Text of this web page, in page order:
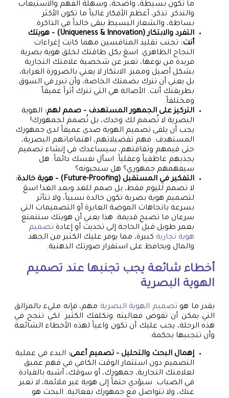
ما تكون بسيطة، واضحة، وسهلة الفهم والاستيعاب
والتذكر. تذكر، أعظم الأفكار غالباً ما تكون الأكثر
بساطة، والشعار البسيط يبقى خالداً في الذاكرة.
التفرد والابتكار (Uniqueness & Innovation) – هويتك
أنت: تجنب تقليد المنافسين مهما كانت إغراءات
النجاح الظاهري. اسعَ بكل طاقتك لخلق هوية بصرية
فريدة من نوعها، تعبر عن شخصية علامتك التجارية
بشكل أصيل ومميز. الابتكار لا يعني بالضرورة الغرابة،
بل يعني أن تترك بصمتك الخاصة، وأن تبرز في السوق
بطريقتك أنت. الأصالة هي التي تترك أثراً عميقاً
ومختلفاً.
التركيز على الجمهور المستهدف – صمم لهم: الهوية
البصرية لا تُصمم لك وحدك، بل تُصمم لجمهورك!
يجب أن يلقى تصميم الهوية صدى عميقاً لدى جمهورك
المستهدف. فهم تفضيلاتهم، اهتماماتهم البصرية،
حتى قيمهم وثقافتهم، سيساعدك في إنشاء تصميم
يجذبهم عاطفياً وعقلياً. اسأل نفسك دائماً: هل
سيفهمهم جمهوري؟ هل سيحبونه؟
التفكير في المستقبل (Future-Proofing) – هوية خالدة:
لا تصمم لليوم فقط، بل صمم للغد وبعد الغد! اسعَ
لتصميم هوية بصرية تكون خالدة نسبياً، ولا تتأثر
بسرعة باتجاهات الموضة العابرة أو التصميمات التي
سرعان ما تصبح قديمة. هذا يعني أن هويتك ستتمتع
بعمر طويل قبل الحاجة إلى تحديث أو إعادة تصميم
هوية تجارية كبيرة، مما يوفر عليك الكثير من الجهد
والمال ويحافظ على استقرار صورتك الذهنية.
أخطاء شائعة يجب تجنبها عند تصميم
الهوية البصرية
بقدر ما هو تصميم الهوية البصرية مهم، فإنه مليء بالمزالق
التي يمكن أن تقوض فعاليته وتكلفك الكثير. لكي تنجح في
هذه الرحلة، يجب عليك أن تكون واعياً لهذه الأخطاء الشائعة
وأن تتجنبها بحكمة:
إهمال البحث والتحليل – تصميم أعمى: البدء في عملية
التصميم دون استثمار الوقت الكافي في فهم عميق
لعلامتك التجارية، جمهورك، أو سوقك، أشبه بالقيادة
في الضباب. سيؤدي حتماً إلى هوية غير ملائمة، لا تعبر
عنك، ولا تتواصل مع جمهورك بفعالية. البحث هو